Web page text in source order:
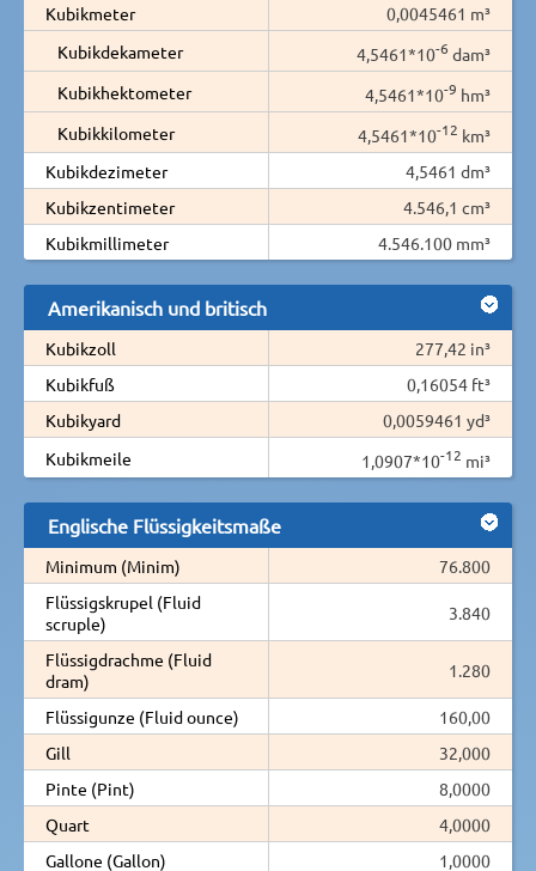
Kubikmeter
0,0045461 m³
Kubikdekameter
4,5461*10-6 dam³
Kubikhektometer
4,5461*10-9 hm³
Kubikkilometer
4,5461*10-12 km³
Kubikdezimeter
4,5461 dm³
Kubikzentimeter
4.546,1 cm³
Kubikmillimeter
4.546.100 mm³
Amerikanisch und britisch
Kubikzoll
277,42 in³
Kubikfuß
0,16054 ft³
Kubikyard
0,0059461 yd³
Kubikmeile
1,0907*10-12 mi³
Englische Flüssigkeitsmaße
Minimum (Minim)
76.800
Flüssigskrupel (Fluid
scruple)
3.840
Flüssigdrachme (Fluid
dram)
1.280
Flüssigunze (Fluid ounce)
160,00
Gill
32,000
Pinte (Pint)
8,0000
Quart
4,0000
Gallone (Gallon)
1,0000